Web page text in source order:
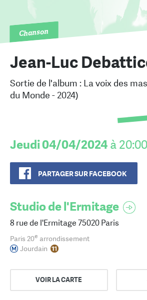
Chanson
Jean-Luc
Sortie de l'album : La voix des
du Monde - 2024)
Jeudi 04/04/2024 à 20:00
PARTAGER SUR FACEBOOK
Studio de l'Ermitage
8 rue de l'Ermitage 75020 Paris
Paris 20e arrondissement
Jourdain
VOIR LA CARTE